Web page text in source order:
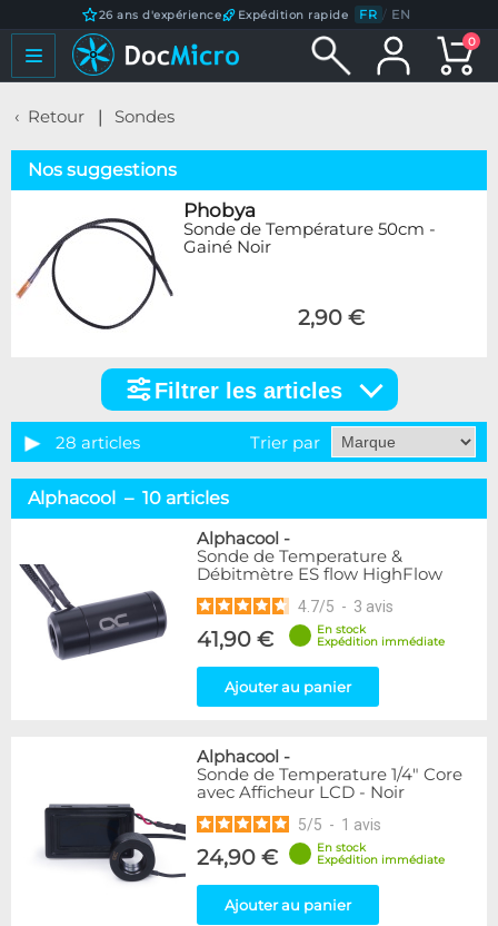
26 ans d'expérience Expédition rapide FR / EN
0
Retour Sondes
Nos suggestions
Phobya
Sonde de Température 50cm -
Gainé Noir
2,90 €
articles
Marque
Alphacool
3
2
Bykski
1
EK Water Blocks
1
KooLance
1
Monsoon
7
2
Disponibilité / Promotions
Articles en promotions
Appliquer
Filtrer les articles
28 articles Trier par
Alphacool – 10 articles
Alphacool -
Sonde de Temperature &
Débitmètre ES flow HighFlow
4.7/5 - 3 avis
41,90 €
En stock
Expédition immédiate
Ajouter au panier
Alphacool -
Sonde de Temperature 1/4" Core
avec Afficheur LCD - Noir
5/5 - 1 avis
24,90 €
En stock
Expédition immédiate
Ajouter au panier